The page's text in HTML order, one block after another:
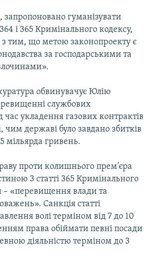
запропоновано гуманізувати
і 365 Кримінального кодексу,
з тим, що метою законопроекту є
за господарськими та
обвинувачує Юлію
службових
час укладення газових контрактів
чим державі було завдано збитків
мільярда гривень.
проти колишнього прем’єра
3 статті 365 Кримінального
– «перевищення влади та
Санкція статті
волі терміном від 7 до 10
права обіймати певні посади
діяльністю терміном до 3